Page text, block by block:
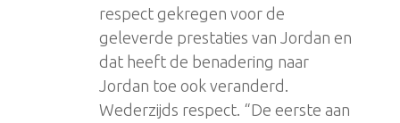
respect gekregen voor de
geleverde prestaties van Jordan en
dat heeft de benadering naar
Jordan toe ook veranderd.
Wederzijds respect. “De eerste aan